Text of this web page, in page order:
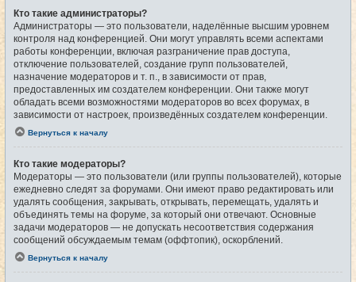
Кто такие администраторы?
Администраторы — это пользователи, наделённые высшим уровнем
контроля над конференцией. Они могут управлять всеми аспектами
работы конференции, включая разграничение прав доступа,
отключение пользователей, создание групп пользователей,
назначение модераторов и т. п., в зависимости от прав,
предоставленных им создателем конференции. Они также могут
обладать всеми возможностями модераторов во всех форумах, в
зависимости от настроек, произведённых создателем конференции.
Вернуться к началу
Кто такие модераторы?
Модераторы — это пользователи (или группы пользователей), которые
ежедневно следят за форумами. Они имеют право редактировать или
удалять сообщения, закрывать, открывать, перемещать, удалять и
объединять темы на форуме, за который они отвечают. Основные
задачи модераторов — не допускать несоответствия содержания
сообщений обсуждаемым темам (оффтопик), оскорблений.
Вернуться к началу